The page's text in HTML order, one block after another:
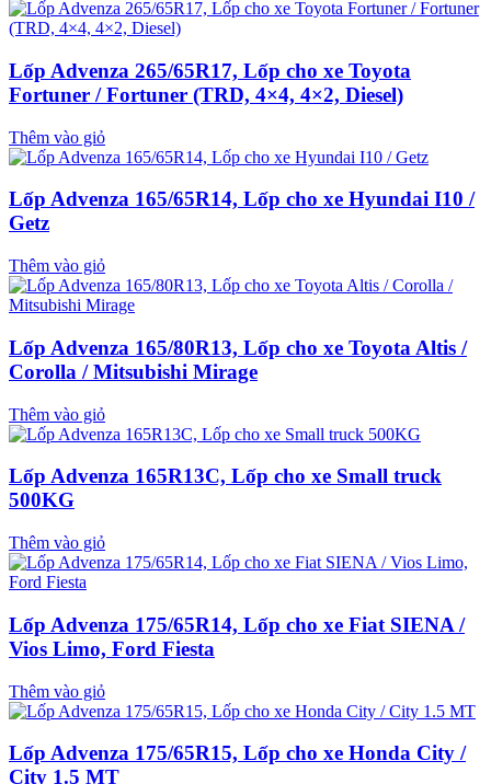
Lốp Advenza 265/65R17, Lốp cho xe Toyota
Fortuner / Fortuner (TRD, 4×4, 4×2, Diesel)
Thêm vào giỏ
Lốp Advenza 165/65R14, Lốp cho xe Hyundai I10 /
Getz
Thêm vào giỏ
Lốp Advenza 165/80R13, Lốp cho xe Toyota Altis /
Corolla / Mitsubishi Mirage
Thêm vào giỏ
Lốp Advenza 165R13C, Lốp cho xe Small truck
500KG
Thêm vào giỏ
Lốp Advenza 175/65R14, Lốp cho xe Fiat SIENA /
Vios Limo, Ford Fiesta
Thêm vào giỏ
Lốp Advenza 175/65R15, Lốp cho xe Honda City /
City 1.5 MT